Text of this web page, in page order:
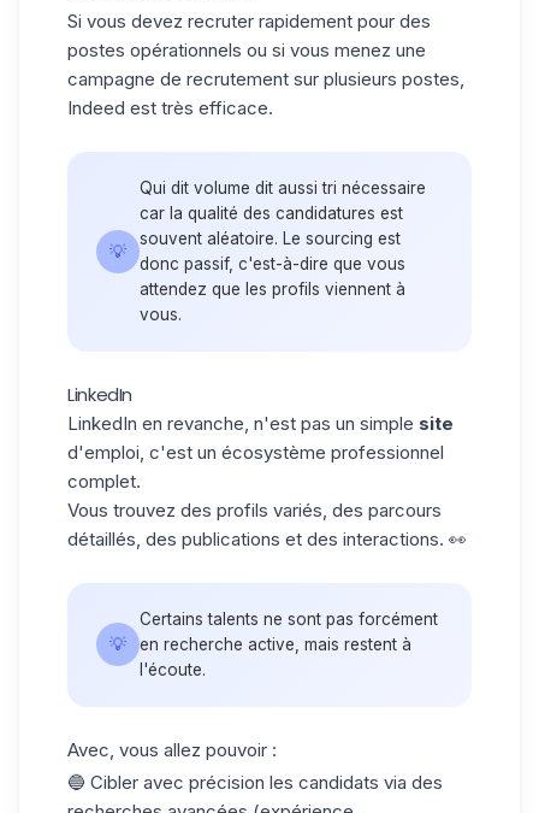
Si vous devez recruter rapidement pour des
postes opérationnels ou si vous menez une
campagne de recrutement sur plusieurs postes,
Indeed est très efficace.
💡
Qui dit volume dit aussi tri nécessaire
car la qualité des candidatures est
souvent aléatoire. Le sourcing est
donc passif, c'est-à-dire que vous
attendez que les profils viennent à
vous.
LinkedIn
LinkedIn en revanche, n'est pas un simple site
d'emploi, c'est un écosystème professionnel
complet.
Vous trouvez des profils variés, des parcours
détaillés, des publications et des interactions. 👀
💡
Certains talents ne sont pas forcément
en recherche active, mais restent à
l'écoute.
Avec, vous allez pouvoir :
🔵 Cibler avec précision les candidats via des